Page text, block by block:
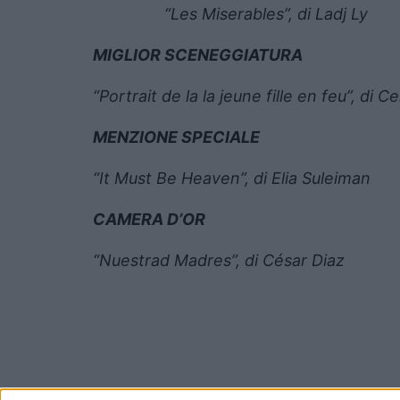
“Les Miserables”, di Ladj Ly
MIGLIOR SCENEGGIATURA
“Portrait de la la jeune fille en feu”, di
MENZIONE SPECIALE
“It Must Be Heaven”, di Elia Suleiman
CAMERA D’OR
“Nuestrad Madres”, di César Diaz